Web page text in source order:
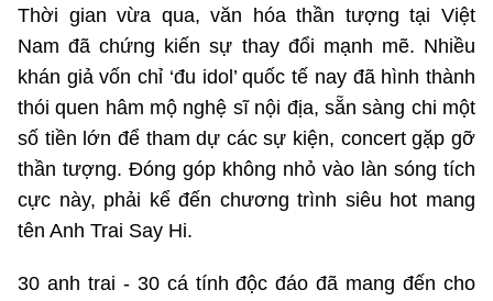
Báo điện tử
Phát hành
Truyền hình
Dịch vụ
Bưu chính
Chuyển phát nhanh
Sản phẩm
Dịch vụ
Phần cứng
Phần mềm
Công nghệ thông tin, Điện tử
Sản phẩm
Dịch vụ
Phần cứng
Lĩnh vực khác
Tư vấn
Hành chính
Việt Nam English
BỘ KHOA HỌC VÀ CÔNG NGHỆ
Thời gian vừa qua, văn hóa thần tượng tại Việt
Nam đã chứng kiến sự thay đổi mạnh mẽ. Nhiều
khán giả vốn chỉ ‘đu idol’ quốc tế nay đã hình thành
thói quen hâm mộ nghệ sĩ nội địa, sẵn sàng chi một
số tiền lớn để tham dự các sự kiện, concert gặp gỡ
thần tượng. Đóng góp không nhỏ vào làn sóng tích
cực này, phải kể đến chương trình siêu hot mang
tên Anh Trai Say Hi.
30 anh trai - 30 cá tính độc đáo đã mang đến cho